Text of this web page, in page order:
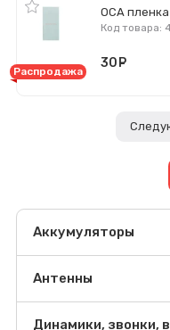
OCA
Код товара:
Распродажа
30
Аккумуляторы
Антенны
Динамики, звонки,